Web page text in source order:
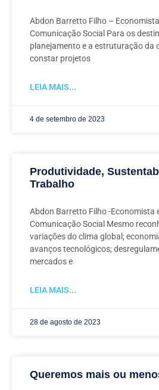
Abdon Barretto Filho –
Comunicação Social Para os
planejamento e a estruturação da
constar projetos
LEIA MAIS...
4 de setembro de 2023
Produtividade,
Trabalho
Abdon Barretto Filho -Economista
Comunicação Social Mesmo
variações do clima global;
avanços tecnológicos;
mercados e
LEIA MAIS...
28 de agosto de 2023
Queremos mais ou